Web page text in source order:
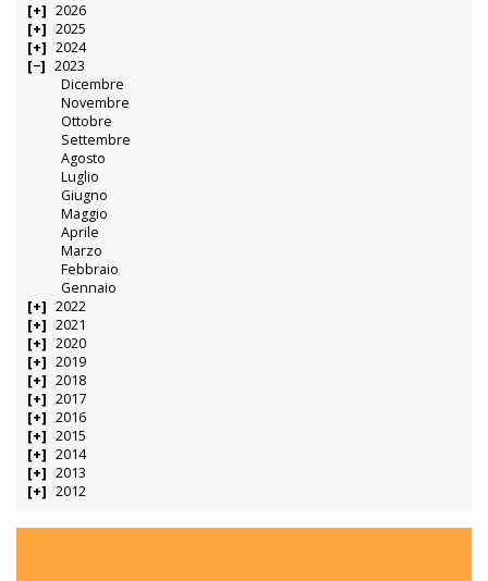
2026
2025
2024
2023
Dicembre
Novembre
Ottobre
Settembre
Agosto
Luglio
Giugno
Maggio
Aprile
Marzo
Febbraio
Gennaio
2022
2021
2020
2019
2018
2017
2016
2015
2014
2013
2012